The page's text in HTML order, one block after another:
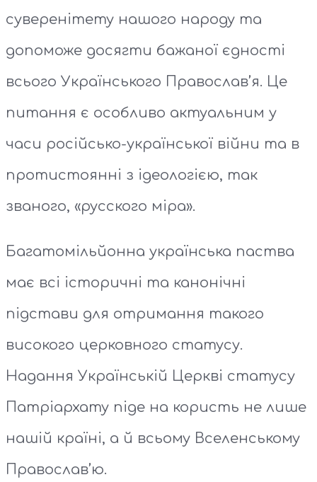
суверенітету нашого народу та
допоможе досягти бажаної єдності
всього Українського Православ’я. Це
питання є особливо актуальним у
часи російсько-української війни та в
протистоянні з ідеологією, так
званого, «русского міра».
Багатомільйонна українська паства
має всі історичні та канонічні
підстави для отримання такого
високого церковного статусу.
Надання Українській Церкві статусу
Патріархату піде на користь не лише
нашій країні, а й всьому Вселенському
Православ’ю.